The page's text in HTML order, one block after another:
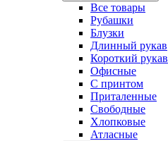
Все товары
Рубашки
Блузки
Длинный рукав
Короткий рукав
Офисные
С принтом
Приталенные
Свободные
Хлопковые
Атласные